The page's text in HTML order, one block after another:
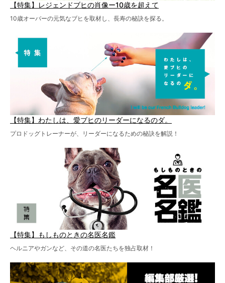
【特集】レジェンドブヒの肖像ー10歳を超えて
10歳オーバーの元気なブヒを取材し、長寿の秘訣を探る。
【特集】わたしは、愛ブヒのリーダーになるのダ。
プロドッグトレーナーが、リーダーになるための秘訣を解説！
【特集】もしものときの名医名鑑
ヘルニアやガンなど、その道の名医たちを独占取材！